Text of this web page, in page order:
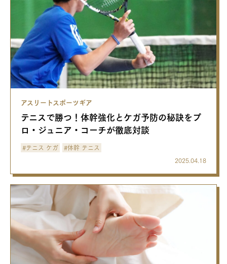
アスリートスポーツギア
テニスで勝つ！体幹強化とケガ予防の秘訣をプ
ロ・ジュニア・コーチが徹底対談
#テニス ケガ #体幹 テニス
2025.04.18